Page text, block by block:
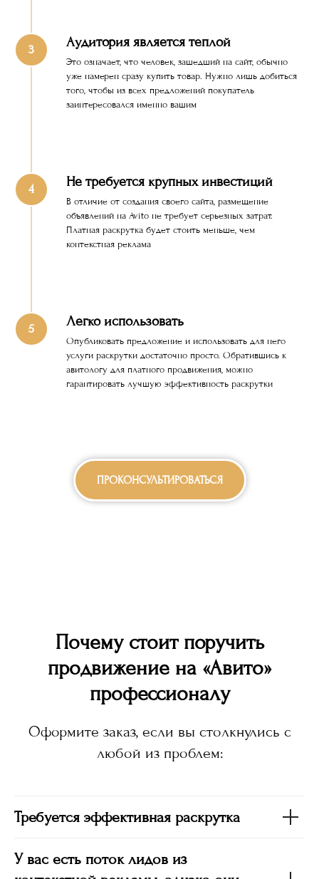
Аудитория является теплой
Это означает, что человек, зашедший на сайт, обычно
уже намерен сразу купить товар. Нужно лишь добиться
того, чтобы из всех предложений покупатель
заинтересовался именно вашим
Не требуется крупных инвестиций
В отличие от создания своего сайта, размещение
объявлений на Avito не требует серьезных затрат.
Платная раскрутка будет стоить меньше, чем
контекстная реклама
Легко использовать
Опубликовать предложение и использовать для него
услуги раскрутки достаточно просто. Обратившись к
авитологу для платного продвижения, можно
гарантировать лучшую эффективность раскрутки
ПРОКОНСУЛЬТИРОВАТЬСЯ
Почему стоит поручить
продвижение на «Авито»
профессионалу
Оформите заказ, если вы столкнулись с
любой из проблем:
Требуется эффективная раскрутка
У вас есть поток лидов из